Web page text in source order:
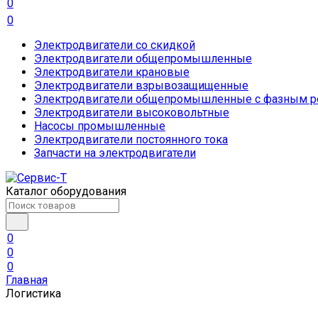
0
0
Электродвигатели со скидкой
Электродвигатели общепромышленные
Электродвигатели крановые
Электродвигатели взрывозащищенные
Электродвигатели общепромышленные с фазным
Электродвигатели высоковольтные
Насосы промышленные
Электродвигатели постоянного тока
Запчасти на электродвигатели
Каталог оборудования
0
0
0
Главная
Логистика